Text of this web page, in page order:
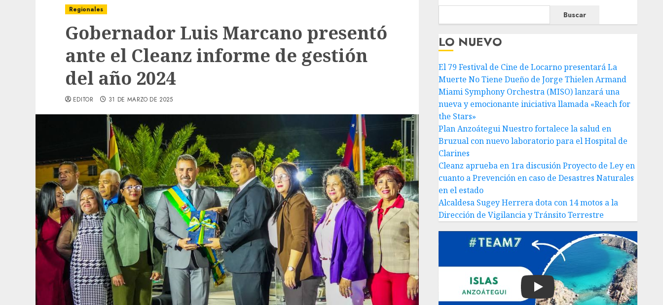
Regionales
Gobernador Luis Marcano presentó
ante el Cleanz informe de gestión
del año 2024
EDITOR 31 DE MARZO DE 2025
Buscar
LO NUEVO
El 79 Festival de Cine de Locarno presentará La
Muerte No Tiene Dueño de Jorge Thielen Armand
Miami Symphony Orchestra (MISO) lanzará una
nueva y emocionante iniciativa llamada «Reach for
the Stars»
Plan Anzoátegui Nuestro fortalece la salud en
Bruzual con nuevo laboratorio para el Hospital de
Clarines
Cleanz aprueba en 1ra discusión Proyecto de Ley en
cuanto a Prevención en caso de Desastres Naturales
en el estado
Alcaldesa Sugey Herrera dota con 14 motos a la
Dirección de Vigilancia y Tránsito Terrestre
Play